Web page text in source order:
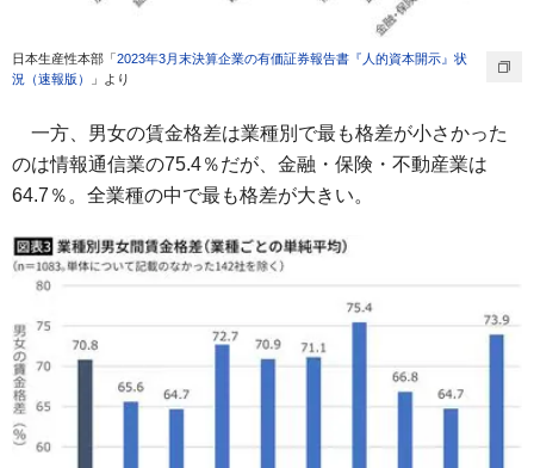
日本生産性本部「2023年3月末決算企業の有価証券報告書『人的資本開示』状
況（速報版）
」より
一方、男女の賃金格差は業種別で最も格差が小さかった
のは情報通信業の75.4％だが、金融・保険・不動産業は
64.7％。全業種の中で最も格差が大きい。